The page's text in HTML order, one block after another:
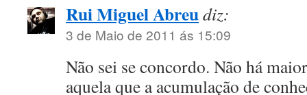
Rui Miguel Abreudiz:
3 de Maio de 2011 ás 15:09
Não sei se concordo. Não há
aquela que a acumulação de